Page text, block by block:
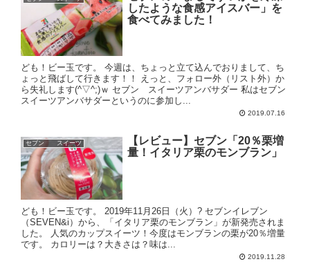
したような食感アイスバー」を
食べてみました！
ども！ビー玉です。 今週は、ちょっと立て込んでおりまして、ち
ょっと飛ばして行きます！！ えっと、フォロー外（リスト外）か
ら失礼します(^▽^;)ｗ セブン スイーツアンバサダー 私はセブン
スイーツアンバサダーというのに参加し...
2019.07.16
セブン スイーツ
【レビュー】セブン「20％栗増
量！イタリア栗のモンブラン」
ども！ビー玉です。 2019年11月26日（火）? セブンイレブン
（SEVEN&i）から、「イタリア栗のモンブラン」が新発売されま
した。 人気のカップスイーツ！今度はモンブランの栗が20％増量
です。 カロリーは？大きさは？味は...
2019.11.28